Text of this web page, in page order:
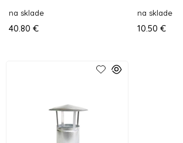
na sklade
40.80 €
na sklade
10.50 €